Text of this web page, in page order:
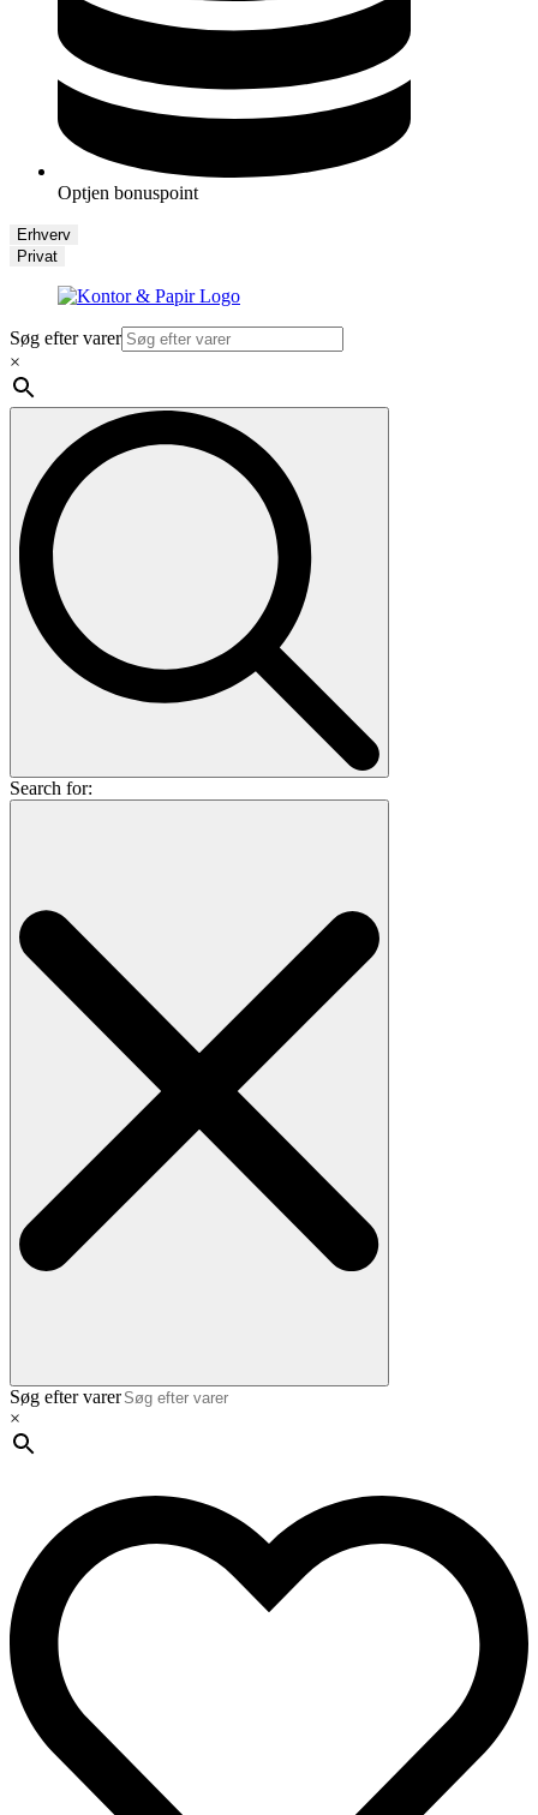
Optjen bonuspoint
Erhverv
Privat
Søg efter varer
×
Search for:
Søg efter varer
×